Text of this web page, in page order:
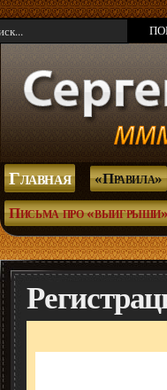
Главная «Правила»
Письма про